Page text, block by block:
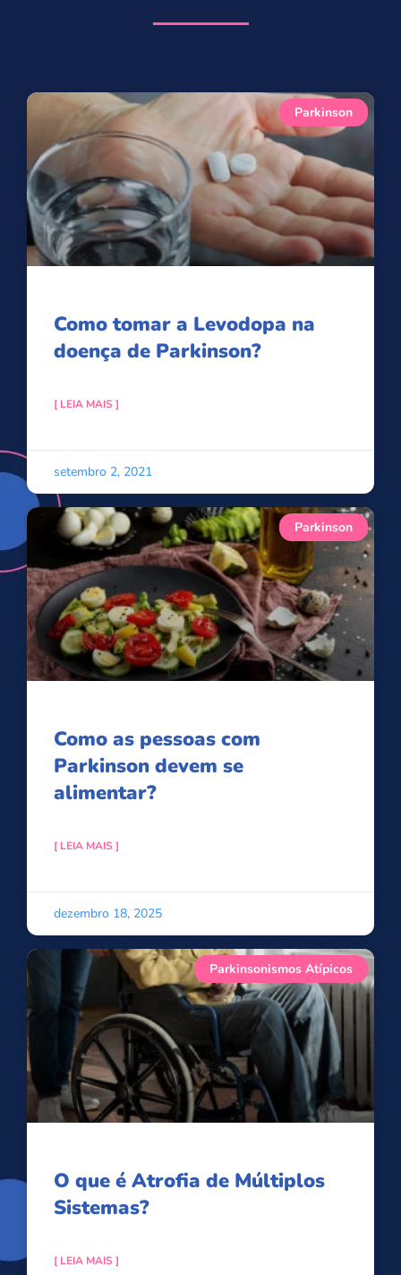
Parkinson
Como tomar a Levodopa na
doença de Parkinson?
[ LEIA MAIS ]
setembro 2, 2021
Parkinson
Como as pessoas com
Parkinson devem se
alimentar?
[ LEIA MAIS ]
dezembro 18, 2025
Parkinsonismos Atípicos
O que é Atrofia de Múltiplos
Sistemas?
[ LEIA MAIS ]